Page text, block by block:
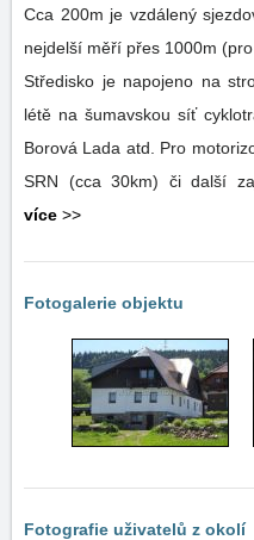
Cca 200m je vzdálený
nejdelší měří přes 1000m
Středisko je napojeno na
létě na šumavskou síť
Borová Lada atd. Pro motorizované návštěvníky možno výlet do
SRN (cca 30km) či další
více >>
Fotogalerie objektu
Fotografie uživatelů z okolí